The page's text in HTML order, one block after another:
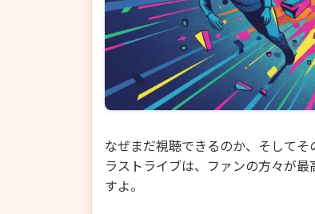
なぜまだ視聴できるのか、そして
ラストライブは、ファンの方々が
すよ。